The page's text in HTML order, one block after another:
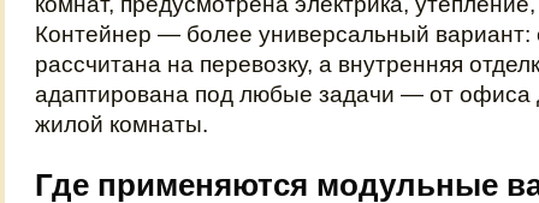
Контейнер — более универсальный вариант:
рассчитана на перевозку, а внутренняя
адаптирована под любые задачи — от офиса
жилой комнаты.
Где применяются модульные